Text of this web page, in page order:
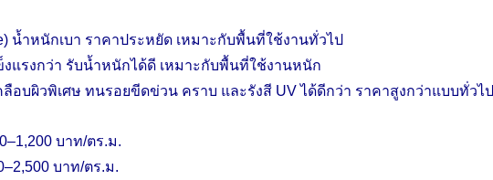
น้ำหนักเบา ราคาประหยัด เหมาะกับพื้นที่ใช้งานทั่วไป
งแรงกว่า รับน้ำหนักได้ดี เหมาะกับพื้นที่ใช้งานหนัก
ลือบผิวพิเศษ ทนรอยขีดข่วน คราบ และรังสี UVได้ดีกว่า ราคาสูงกว่าแบบทั่วไป
,200 บาท/ตร.ม.
,500 บาท/ตร.ม.